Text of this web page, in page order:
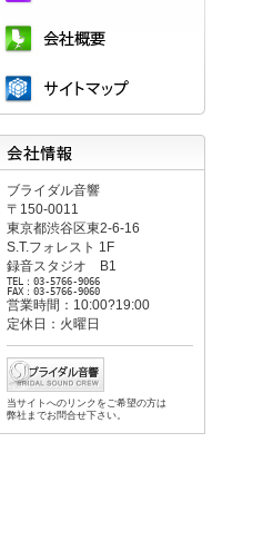
研修風景
会社概要
ブライダル音響
〒150-0011
東京都渋谷区東2-6-16
S.T.フォレスト 1F
録音スタジオ B1
TEL：03-5766-9066
FAX：03-5766-9060
営業時間：10:00?19:00
定休日：火曜日
当サイトへのリンクをご希望の方は
弊社までお問合せ下さい。